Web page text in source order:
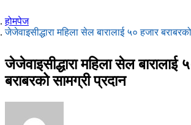
होमपेज
जेजेवाइसीद्धारा महिला सेल बारालाई ५० हजार
जेजेवाइसीद्धारा महिला सेल बारालाई
बराबरको सामग्री प्रदान